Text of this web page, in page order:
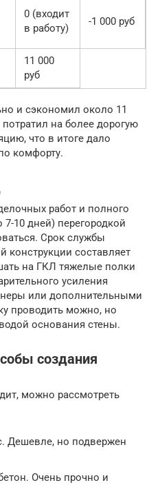
0 (входит
в работу)
-1 000 руб
11 000
руб
и сэкономил около 11
на более дорогую
что в итоге дало
комфорту.
работ и полного
10 дней) перегородкой
Срок службы
конструкции составляет
на ГКЛ тяжелые полки
усиления
или дополнительными
проводить можно, но
основания стены.
создания
можно рассмотреть
Дешевле, но подвержен
Очень прочно и